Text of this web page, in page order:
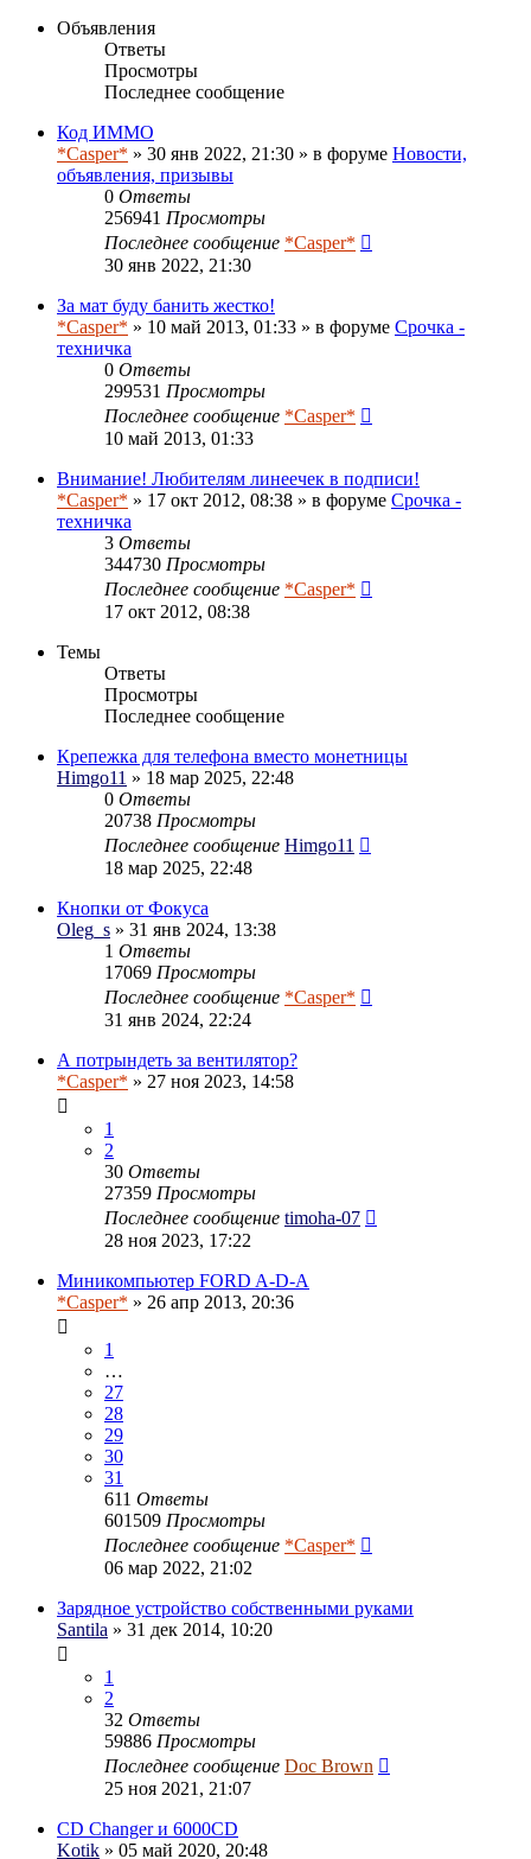
Объявления
Ответы
Просмотры
Последнее сообщение
Код ИММО
*Casper* » 30 янв 2022, 21:30 » в форуме Новости,
объявления, призывы
0 Ответы
256941 Просмотры
Последнее сообщение *Casper*
30 янв 2022, 21:30
За мат буду банить жестко!
*Casper* » 10 май 2013, 01:33 » в форуме Срочка -
техничка
0 Ответы
299531 Просмотры
Последнее сообщение *Casper*
10 май 2013, 01:33
Внимание! Любителям линеечек в подписи!
*Casper* » 17 окт 2012, 08:38 » в форуме Срочка -
техничка
3 Ответы
344730 Просмотры
Последнее сообщение *Casper*
17 окт 2012, 08:38
Темы
Ответы
Просмотры
Последнее сообщение
Крепежка для телефона вместо монетницы
Himgo11 » 18 мар 2025, 22:48
0 Ответы
20738 Просмотры
Последнее сообщение Himgo11
18 мар 2025, 22:48
Кнопки от Фокуса
Oleg_s » 31 янв 2024, 13:38
1 Ответы
17069 Просмотры
Последнее сообщение *Casper*
31 янв 2024, 22:24
А потрындеть за вентилятор?
*Casper* » 27 ноя 2023, 14:58
1
2
30 Ответы
27359 Просмотры
Последнее сообщение timoha-07
28 ноя 2023, 17:22
Миникомпьютер FORD A-D-A
*Casper* » 26 апр 2013, 20:36
1
…
27
28
29
30
31
611 Ответы
601509 Просмотры
Последнее сообщение *Casper*
06 мар 2022, 21:02
Зарядное устройство собственными руками
Santila » 31 дек 2014, 10:20
1
2
32 Ответы
59886 Просмотры
Последнее сообщение Doc Brown
25 ноя 2021, 21:07
CD Changer и 6000CD
Kotik » 05 май 2020, 20:48